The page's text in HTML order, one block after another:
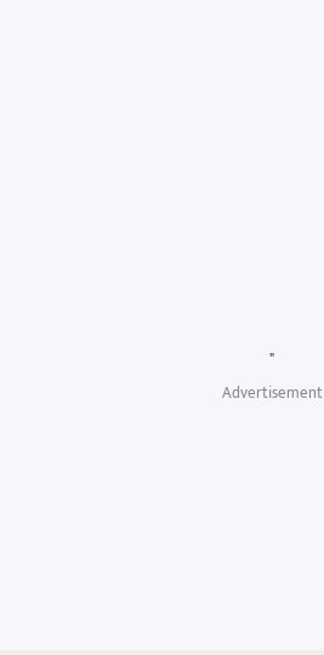
"
Advertisement